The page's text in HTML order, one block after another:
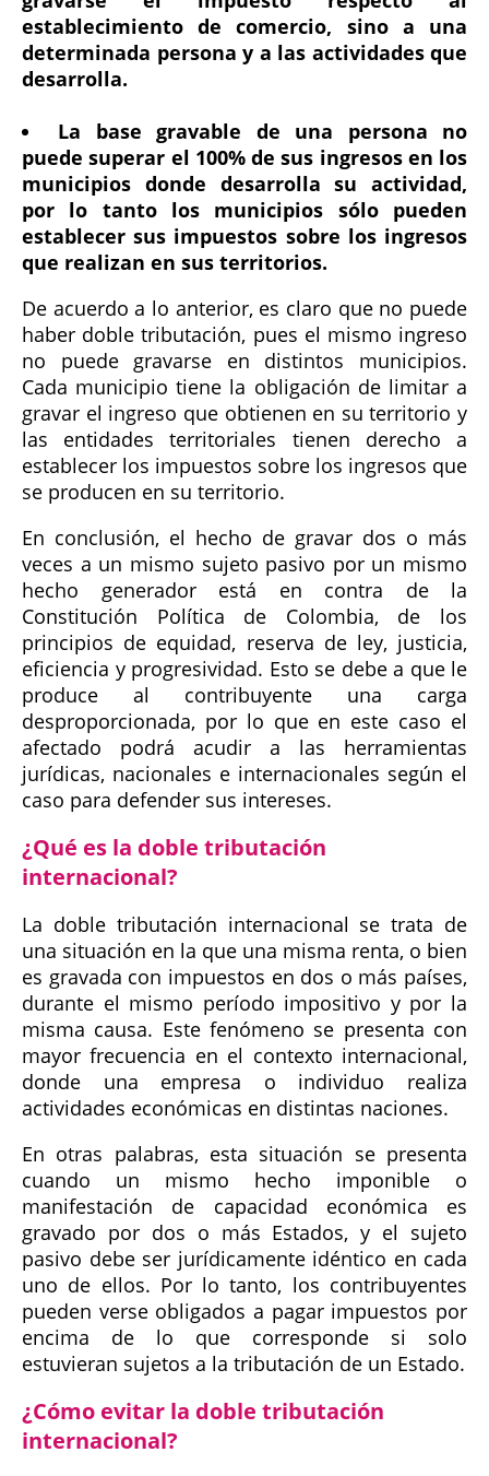
establecimiento de comercio, sino a una
determinada persona y a las actividades que
desarrolla.
La base gravable de una persona no
puede superar el 100% de sus ingresos en los
municipios donde desarrolla su actividad,
por lo tanto los municipios sólo pueden
establecer sus impuestos sobre los ingresos
que realizan en sus territorios.
De acuerdo a lo anterior, es claro que no puede
haber doble tributación, pues el mismo ingreso
no puede gravarse en distintos municipios.
Cada municipio tiene la obligación de limitar a
gravar el ingreso que obtienen en su territorio y
las entidades territoriales tienen derecho a
establecer los impuestos sobre los ingresos que
se producen en su territorio.
En conclusión, el hecho de gravar dos o más
veces a un mismo sujeto pasivo por un mismo
hecho generador está en contra de la
Constitución Política de Colombia, de los
principios de equidad, reserva de ley, justicia,
eficiencia y progresividad. Esto se debe a que le
produce al contribuyente una carga
desproporcionada, por lo que en este caso el
afectado podrá acudir a las herramientas
jurídicas, nacionales e internacionales según el
caso para defender sus intereses.
¿Qué es la doble tributación
internacional?
La doble tributación internacional se trata de
una situación en la que una misma renta, o bien
es gravada con impuestos en dos o más países,
durante el mismo período impositivo y por la
misma causa. Este fenómeno se presenta con
mayor frecuencia en el contexto internacional,
donde una empresa o individuo realiza
actividades económicas en distintas naciones.
En otras palabras, esta situación se presenta
cuando un mismo hecho imponible o
manifestación de capacidad económica es
gravado por dos o más Estados, y el sujeto
pasivo debe ser jurídicamente idéntico en cada
uno de ellos. Por lo tanto, los contribuyentes
pueden verse obligados a pagar impuestos por
encima de lo que corresponde si solo
estuvieran sujetos a la tributación de un Estado.
¿Cómo evitar la doble tributación
internacional?